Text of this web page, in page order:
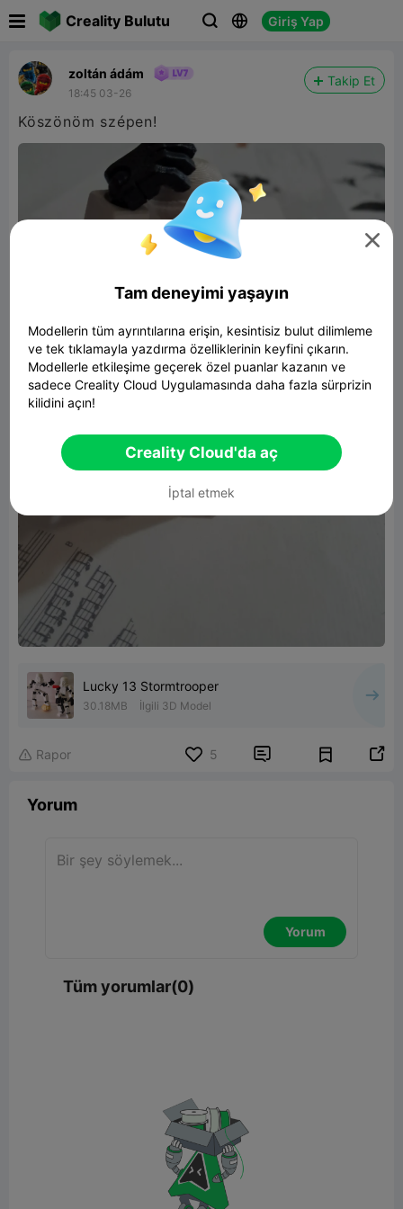
Creality Bulutu   Giriş Yap
zoltán ádám
18:45 03-26
Takip Et
Köszönöm szépen!
Lucky 13 Stormtrooper
30.18MB İlgili 3D Model
 Rapor 5  
Yorum
Yorum
Tüm yorumlar(0)

Tam deneyimi yaşayın
Modellerin tüm ayrıntılarına erişin, kesintisiz bulut dilimleme
ve tek tıklamayla yazdırma özelliklerinin keyfini çıkarın.
Modellerle etkileşime geçerek özel puanlar kazanın ve
sadece Creality Cloud Uygulamasında daha fazla sürprizin
kilidini açın!
Creality Cloud'da aç
İptal etmek